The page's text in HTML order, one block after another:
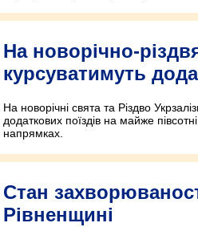
На новорічно-
курсуватимуть
На новорічні свята та Різдво
додаткових поїздів на майже
напрямках.
Стан
Рівненщині